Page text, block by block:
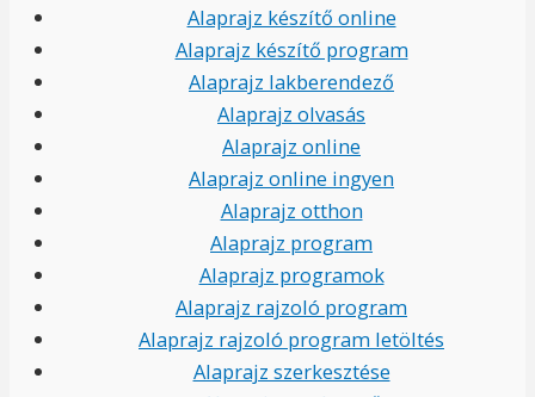
Alaprajz készítő online
Alaprajz készítő program
Alaprajz lakberendező
Alaprajz olvasás
Alaprajz online
Alaprajz online ingyen
Alaprajz otthon
Alaprajz program
Alaprajz programok
Alaprajz rajzoló program
Alaprajz rajzoló program letöltés
Alaprajz szerkesztése